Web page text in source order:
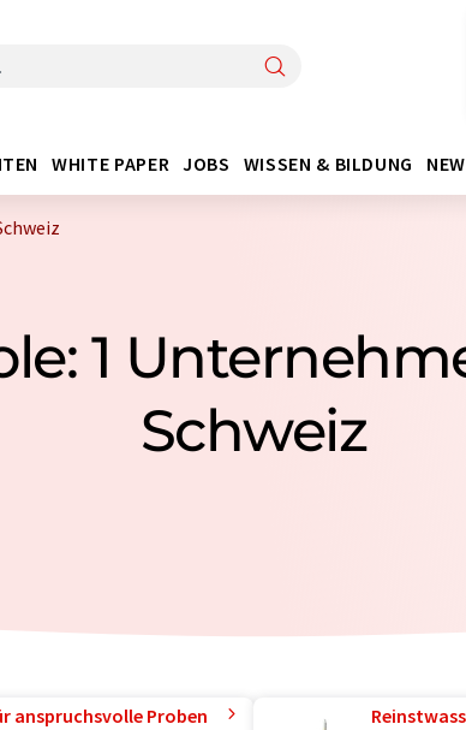
WHITE PAPER JOBS WISSEN & BILDUNG
1
Schweiz
anspruchsvolle Proben